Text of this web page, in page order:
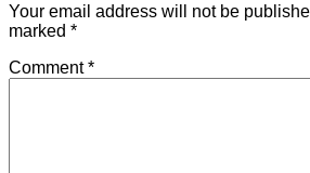
Your email address will not be
marked *
Comment*